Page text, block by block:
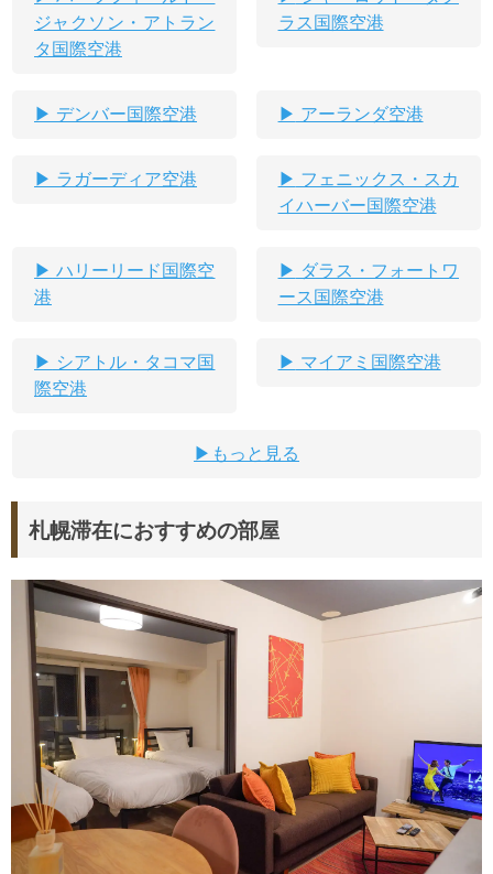
ジャクソン・アトラン
タ国際空港
ラス国際空港
デンバー国際空港 アーランダ空港
ラガーディア空港
フェニックス・スカ
イハーバー国際空港
ハリーリード国際空
港
ダラス・フォートワ
ース国際空港
シアトル・タコマ国
際空港
マイアミ国際空港
もっと見る
札幌滞在におすすめの部屋